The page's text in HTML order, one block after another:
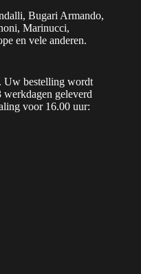
Bugari Armando,
Marinucci,
en vele anderen.
Uw bestelling wordt
werkdagen geleverd
voor 16.00 uur: